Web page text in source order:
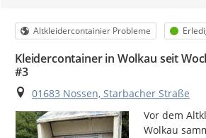
Kategorie
Altkleidercontainier Probleme Status
Kleidercontainer in Wolkau seit
#3
Ort
01683 Nossen, Starbacher Straße
Vor dem
Wolkau